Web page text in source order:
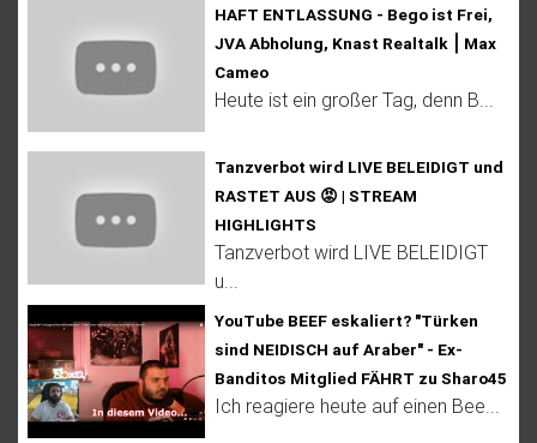
HAFT ENTLASSUNG - Bego ist Frei,
JVA Abholung, Knast Realtalk ⎮ Max
Cameo
Heute ist ein großer Tag, denn B...
Tanzverbot wird LIVE BELEIDIGT und
RASTET AUS 😡 | STREAM
HIGHLIGHTS
Tanzverbot wird LIVE BELEIDIGT
u...
YouTube BEEF eskaliert? "Türken
sind NEIDISCH auf Araber" - Ex-
Banditos Mitglied FÄHRT zu Sharo45
Ich reagiere heute auf einen Bee...